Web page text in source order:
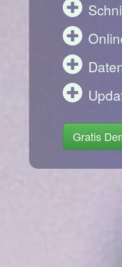
Gratis